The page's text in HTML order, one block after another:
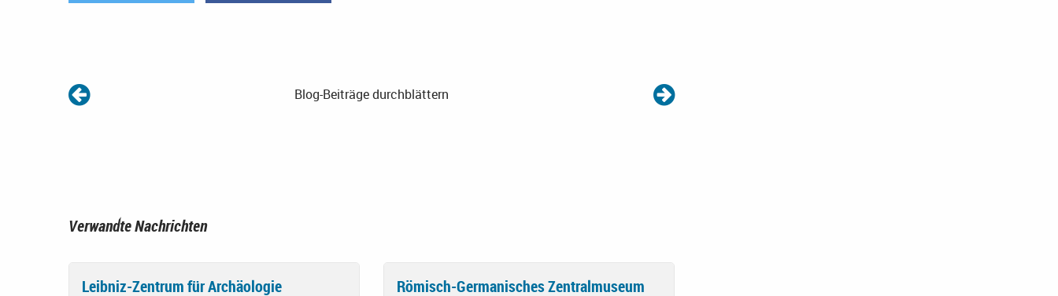
Blog-Beiträge durchblättern
Verwandte Nachrichten
Leibniz-Zentrum für Archäologie Römisch-Germanisches Zentralmuseum